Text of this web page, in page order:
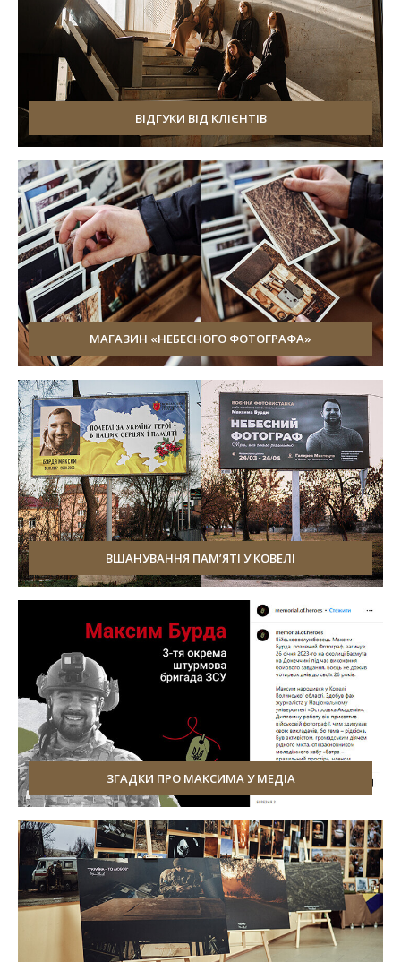
ВІДГУКИ ВІД КЛІЄНТІВ
МАГАЗИН «НЕБЕСНОГО ФОТОГРАФА»
ВШАНУВАННЯ ПАМ’ЯТІ У КОВЕЛІ
ЗГАДКИ ПРО МАКСИМА У МЕДІА